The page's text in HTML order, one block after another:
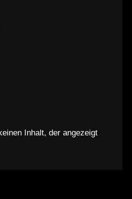
Inhalt, der angezeigt